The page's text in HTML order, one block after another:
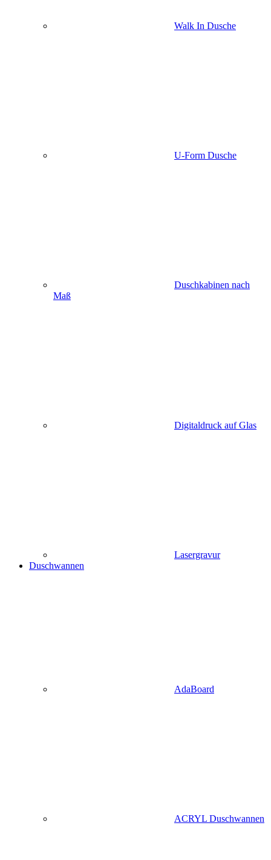
Walk In Dusche
U-Form Dusche
Duschkabinen nach
Maß
Digitaldruck auf Glas
Lasergravur
Duschwannen
AdaBoard
ACRYL Duschwannen